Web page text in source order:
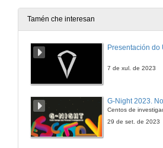
Tamén che interesan
7 de xul. de 2023
29 de set. de 2023